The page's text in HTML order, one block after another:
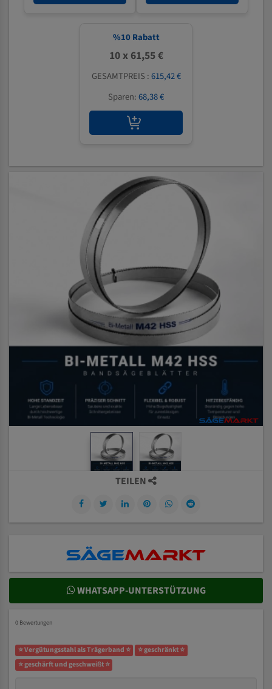
%10 Rabatt
10 x 61,55 €
GESAMTPREIS :615,42 €
Sparen:68,38 €
TEILEN
WHATSAPP-UNTERSTÜTZUNG
0 Bewertungen
⭐ Vergütungsstahl als Trägerband ⭐
⭐ geschränkt ⭐
⭐ geschärft und geschweißt ⭐